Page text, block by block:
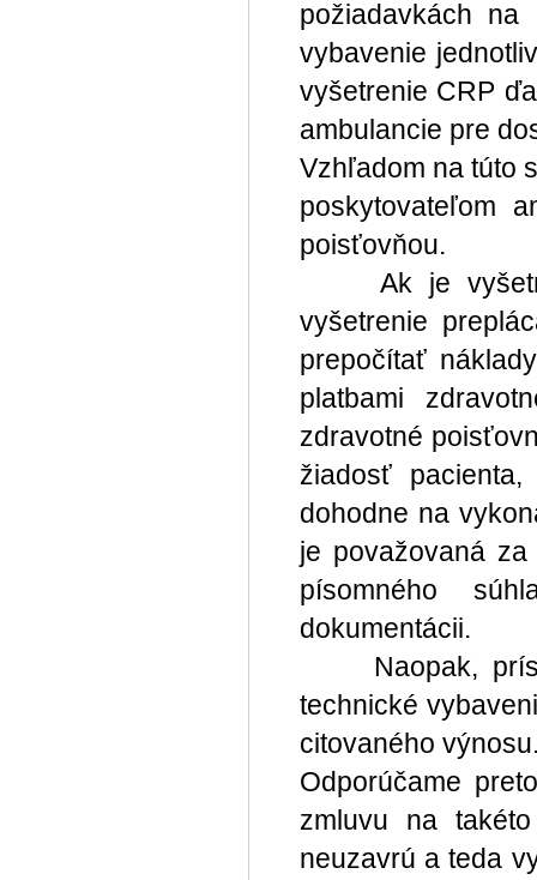
požiadavkách na
vybavenie
vyšetrenie CRP
ambulancie pre
Vzhľadom na túto
poskytovateľom
poisťovňou.
Ak je
vyšetrenie
prepočítať
platbami
zdravotné
žiadosť
dohodne na
je považovaná
písomného
dokumentácii.
Naopak,
technické
citovaného
Odporúčame
zmluvu na
neuzavrú a teda